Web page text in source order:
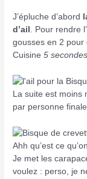
J’épluche d’abord
d’ail
. Pour rendre
gousses en 2 pour
Cuisine5
La suite est
par personne
Ahh qu’est ce
Je met les
voulez : perso, je